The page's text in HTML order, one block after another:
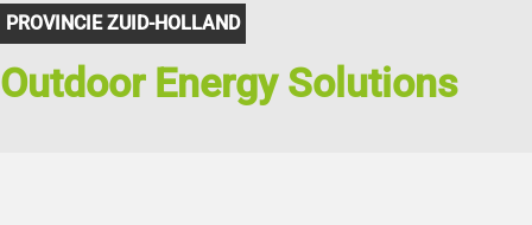
PROVINCIE ZUID-HOLLAND
Outdoor Energy Solutions